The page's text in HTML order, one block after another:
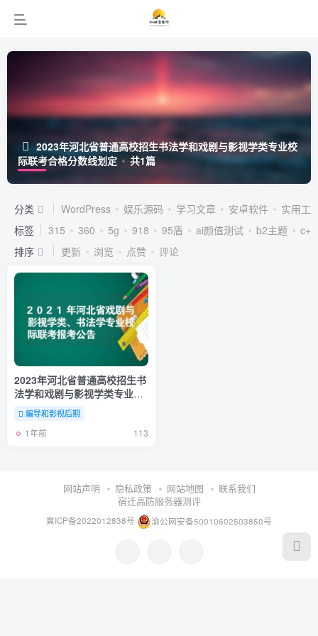
2023年河北省普通高校招生书法学和戏剧与影视学类专业校
际联考合格分数线划定
共1篇
分类 WordPress 娱乐源码 学习文章 安卓软件
实用工
标签
315 360 5g 918 95盾 ai颜值测试 b2主题
c++
排序
更新 浏览 点赞 评论
2023年河北省普通高校招生书
法学和戏剧与影视学类专业校
际联考合格分数线划定
编导和影视后期
1年前 113
网站声明 隐私政策 网站地图
联系我们
宿迁高防服务器测评
冀ICP备2022012838号 渝公网安备50010602503850号